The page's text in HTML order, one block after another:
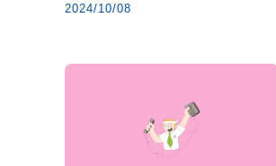
2024/10/08